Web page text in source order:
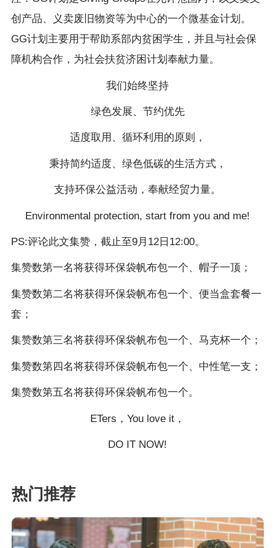
创产品、义卖废旧物资等为中心的一个微基金计划。
GG计划主要用于帮助系部内贫困学生，并且与社会保
障机构合作，为社会扶贫济困计划奉献力量。
我们始终坚持
绿色发展、节约优先
适度取用、循环利用的原则，
秉持简约适度、绿色低碳的生活方式，
支持环保公益活动，奉献经贸力量。
Environmental protection, start from you and me!
PS:评论此文集赞，截止至9月12日12:00。
集赞数第一名将获得环保袋帆布包一个、帽子一顶；
集赞数第二名将获得环保袋帆布包一个、便当盒套餐一
套；
集赞数第三名将获得环保袋帆布包一个、马克杯一个；
集赞数第四名将获得环保袋帆布包一个、中性笔一支；
集赞数第五名将获得环保袋帆布包一个。
ETers，You love it，
DO IT NOW!